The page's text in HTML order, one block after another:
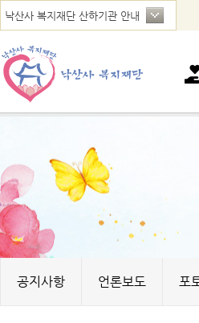
공지사항 언론보도 포